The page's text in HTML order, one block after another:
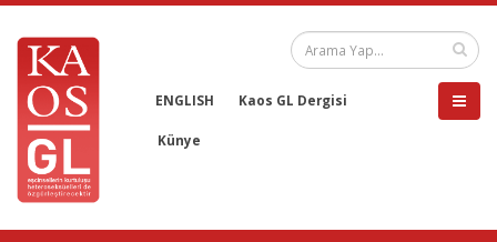
ENGLISH Kaos GL Dergisi
Künye